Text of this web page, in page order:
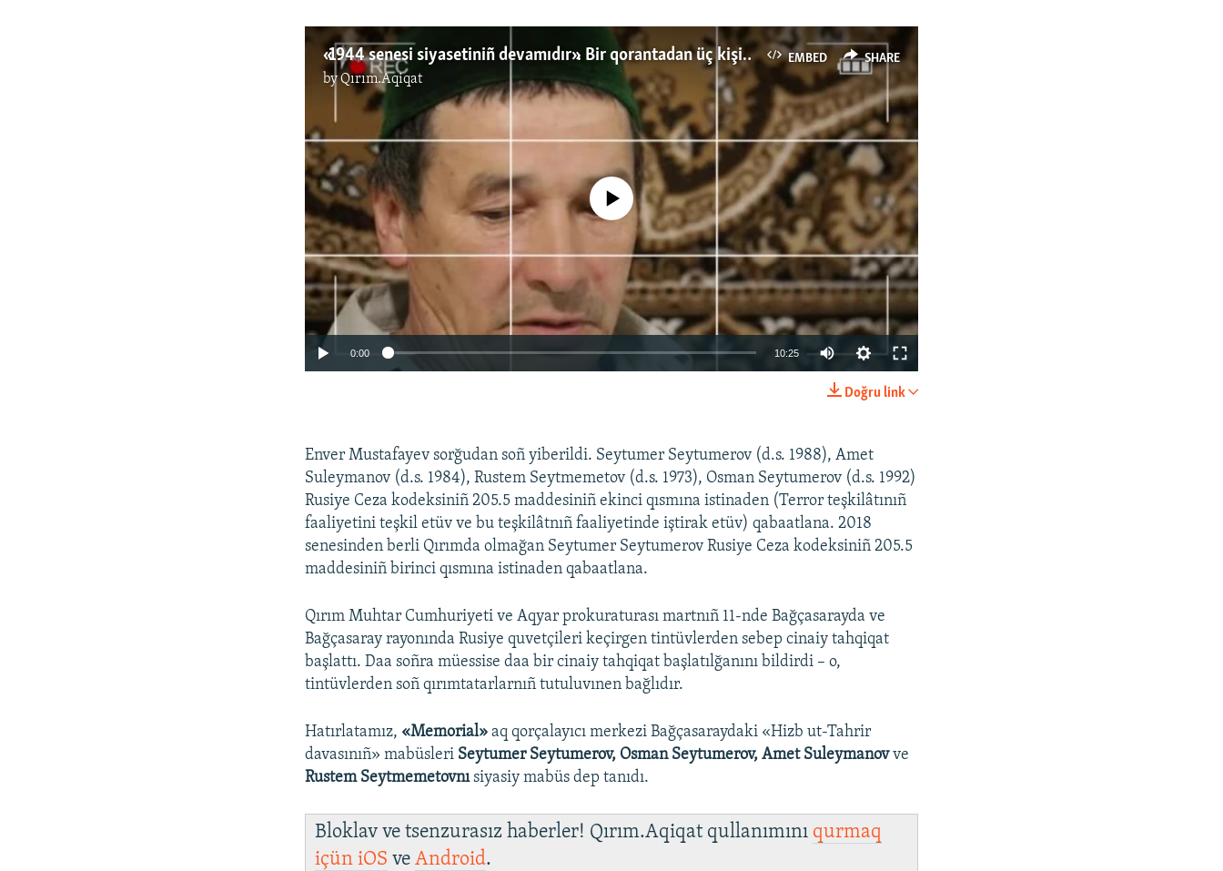
EMBED SHARE
«1944 senesi siyasetiniñ devamıdır». Bir qorantadan üç kişiniñ aynı künde apiske alınması
byQırım.Aqiqat
SHARE
Auto 240p 360p 480p
720p 1080p
No media source currently available
0:00 10:25
240p
720p
1080p
Doğru link
Enver Mustafayev sorğudan soñ yiberildi. Seytumer Seytumerov (d.s. 1988), Amet
Suleymanov (d.s. 1984), Rustem Seytmemetov (d.s. 1973), Osman Seytumerov (d.s. 1992)
Rusiye Ceza kodeksiniñ 205.5 maddesiniñ ekinci qısmına istinaden (Terror teşkilâtınıñ
faaliyetini teşkil etüv ve bu teşkilâtnıñ faaliyetinde iştirak etüv) qabaatlana. 2018
senesinden berli Qırımda olmağan Seytumer Seytumerov Rusiye Ceza kodeksiniñ 205.5
maddesiniñ birinci qısmına istinaden qabaatlana.
Qırım Muhtar Cumhuriyeti ve Aqyar prokuraturası martnıñ 11-nde Bağçasarayda ve
Bağçasaray rayonında Rusiye quvetçileri keçirgen tintüvlerden sebep cinaiy tahqiqat
başlattı. Daa soñra müessise daa bir cinaiy tahqiqat başlatılğanını bildirdi – o,
tintüvlerden soñ qırımtatarlarnıñ tutuluvınen bağlıdır.
Hatırlatamız, «Memorial»aq qorçalayıcı merkezi Bağçasaraydaki «Hizb ut-Tahrir
davasınıñ» mabüsleri Seytumer Seytumerov, Osman Seytumerov, Amet Suleymanovve
Rustem Seytmemetovnısiyasiy mabüs dep tanıdı.
Bloklav ve tsenzurasız haberler! Qırım.Aqiqat qullanımını qurmaq
içüniOS veAndroid.